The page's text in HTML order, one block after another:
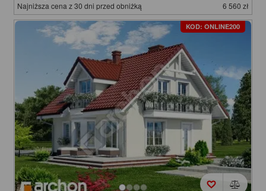
Najniższa cena z 30 dni przed obniżką 6 560 zł
KOD: ONLINE200